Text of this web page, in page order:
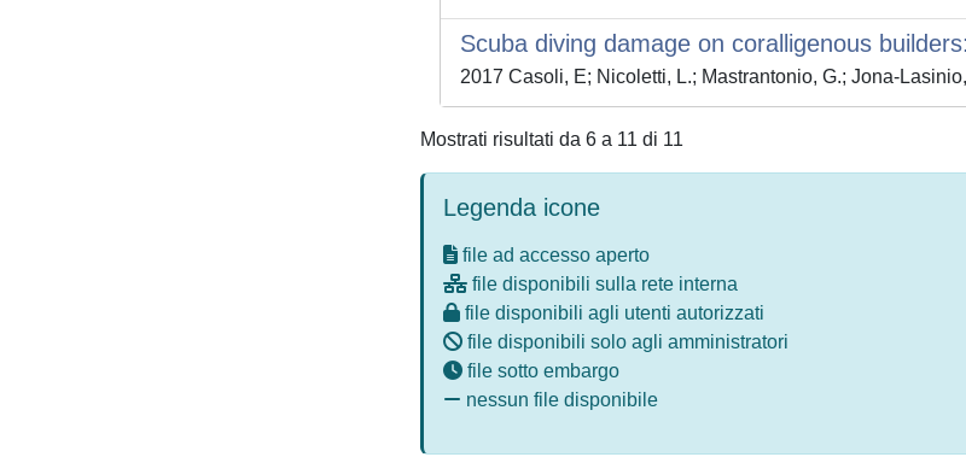
Scuba diving damage on coralligenous
2017 Casoli, E; Nicoletti, L.; Mastrantonio, G.; Jona-
Mostrati risultati da 6 a 11 di 11
Legenda icone
file ad accesso aperto
file disponibili sulla rete interna
file disponibili agli utenti autorizzati
file disponibili solo agli amministratori
file sotto embargo
nessun file disponibile